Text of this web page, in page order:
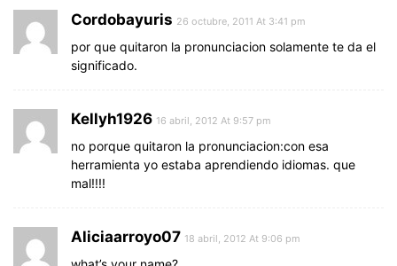
Cordobayuris 26 octubre, 2011 At 3:41 pm
por que quitaron la pronunciacion solamente te da el
significado.
Kellyh1926 16 abril, 2012 At 9:57 pm
no porque quitaron la pronunciacion:con esa
herramienta yo estaba aprendiendo idiomas. que
mal!!!!
Aliciaarroyo07 18 abril, 2012 At 9:06 pm